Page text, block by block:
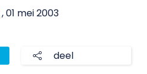
, 01 mei 2003
deel